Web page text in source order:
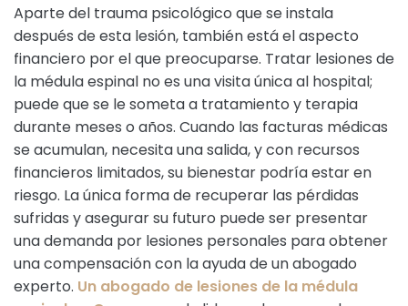
Aparte del trauma psicológico que se instala
después de esta lesión, también está el aspecto
financiero por el que preocuparse. Tratar lesiones de
la médula espinal no es una visita única al hospital;
puede que se le someta a tratamiento y terapia
durante meses o años. Cuando las facturas médicas
se acumulan, necesita una salida, y con recursos
financieros limitados, su bienestar podría estar en
riesgo. La única forma de recuperar las pérdidas
sufridas y asegurar su futuro puede ser presentar
una demanda por lesiones personales para obtener
una compensación con la ayuda de un abogado
experto. Un abogado de lesiones de la médula